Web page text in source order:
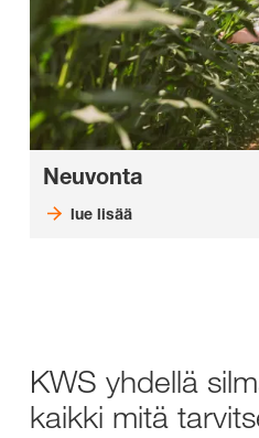
Neuvonta
lue lisää
KWS yhdellä
kaikki mitä